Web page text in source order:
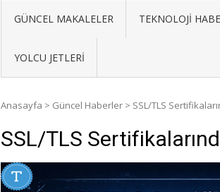
GÜNCEL MAKALELER TEKNOLOJI
YOLCU JETLERI
Anasayfa > Güncel Haberler > SSL/TLS
SSL/TLS